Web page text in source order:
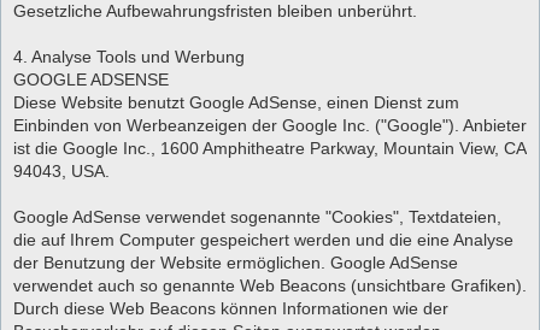
Gesetzliche Aufbewahrungsfristen bleiben unberührt.
4. Analyse Tools und Werbung
GOOGLE ADSENSE
Diese Website benutzt Google AdSense, einen Dienst zum
Einbinden von Werbeanzeigen der Google Inc. ("Google"). Anbieter
ist die Google Inc., 1600 Amphitheatre Parkway, Mountain View, CA
94043, USA.
Google AdSense verwendet sogenannte "Cookies", Textdateien,
die auf Ihrem Computer gespeichert werden und die eine Analyse
der Benutzung der Website ermöglichen. Google AdSense
verwendet auch so genannte Web Beacons (unsichtbare Grafiken).
Durch diese Web Beacons können Informationen wie der